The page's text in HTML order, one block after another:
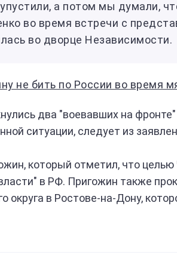
а потом мы думали,
во время встречи с
во дворце Независимости.
не бить по России во время
два "воевавших на
ситуации, следует из
который отметил, что
в РФ. Пригожин также
округа в Ростове-на-Дону,